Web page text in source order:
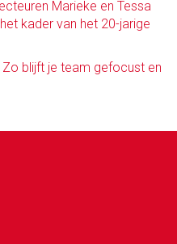
Marieke en Tessa
kader van het 20-jarige
Zo blijft je team gefocust en